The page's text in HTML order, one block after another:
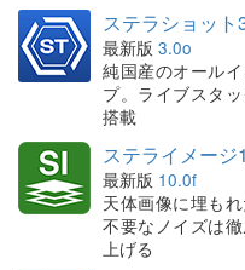
ステラショット
最新版 3.0o
純国産のオール
プ。ライブスタ
搭載
ステライメージ
最新版 10.0f
天体画像に埋も
不要なノイズは
上げる